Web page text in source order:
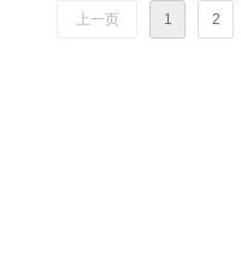
上一页 1 2